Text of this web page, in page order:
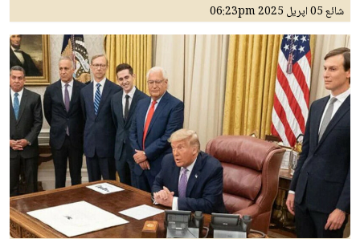
شائع05 اپريل 2025 06:23pm